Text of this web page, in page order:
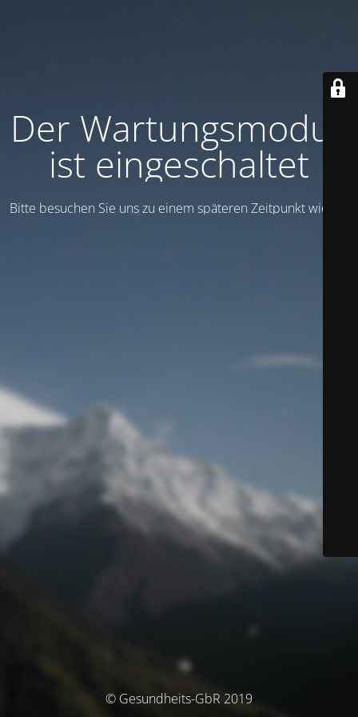
Der Wartungsmodus
ist eingeschaltet
Bitte besuchen Sie uns zu einem späteren Zeitpunkt wieder
© Gesundheits-GbR 2019